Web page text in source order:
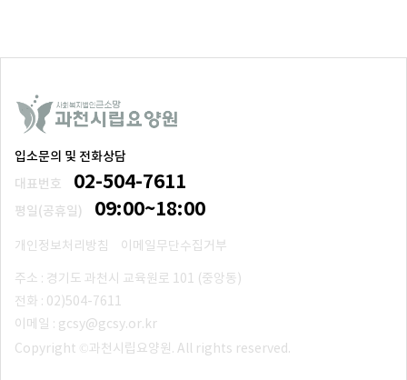
입소문의 및 전화상담
대표번호
02-504-7611
평일(공휴일) 09:00~18:00
개인정보처리방침
이메일무단수집거부
주소 : 경기도 과천시 교육원로 101 (중앙동)
전화 : 02)504-7611
이메일 : gcsy@gcsy.or.kr
Copyright ©과천시립요양원. All rights reserved.